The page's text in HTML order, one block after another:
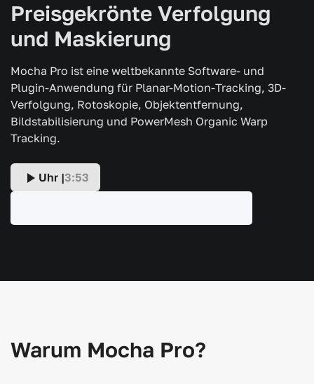
Preisgekrönte Verfolgung
und Maskierung
Mocha Pro ist eine weltbekannte Software- und
Plugin-Anwendung für Planar-Motion-Tracking, 3D-
Verfolgung, Rotoskopie, Objektentfernung,
Bildstabilisierung und PowerMesh Organic Warp
Tracking.
Uhr |3:53
Warum Mocha Pro?